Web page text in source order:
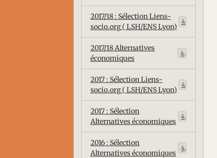
2017/18 : Sélection Liens-
socio.org ( LSH/ENS Lyon)
2017/18 Alternatives
économiques
4
2017 : Sélection Liens-
socio.org ( LSH/ENS Lyon)
4
2017 : Sélection
Alternatives économiques
4
2016 : Sélection
Alternatives économiques
4